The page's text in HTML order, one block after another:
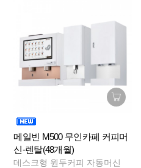
메일빈 M500 무인카페 커피머
신-렌탈(48개월)
데스크형 원두커피 자동머신